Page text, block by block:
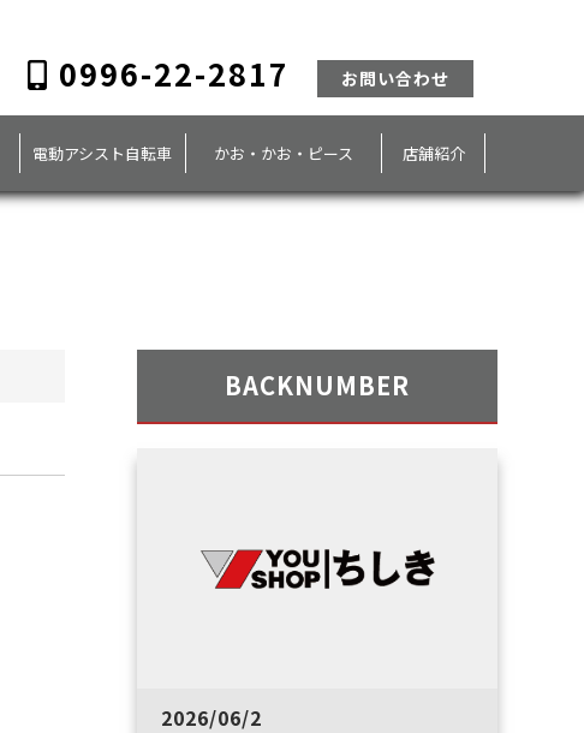
0996-22-2817 お問い合わせ
電動アシスト自転車 かお・かお・ピース 店舗紹介
BACKNUMBER
2026/06/2